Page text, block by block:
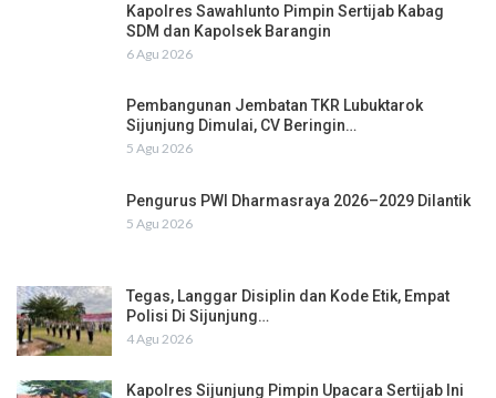
Kapolres Sawahlunto Pimpin Sertijab Kabag
SDM dan Kapolsek Barangin
6 Agu 2026
Pembangunan Jembatan TKR Lubuktarok
Sijunjung Dimulai, CV Beringin…
5 Agu 2026
Pengurus PWI Dharmasraya 2026–2029 Dilantik
5 Agu 2026
Tegas, Langgar Disiplin dan Kode Etik, Empat
Polisi Di Sijunjung…
4 Agu 2026
Kapolres Sijunjung Pimpin Upacara Sertijab Ini